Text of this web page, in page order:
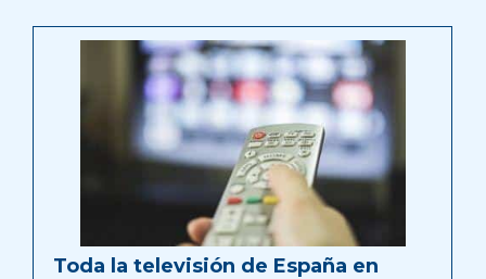
Toda la televisión de España en